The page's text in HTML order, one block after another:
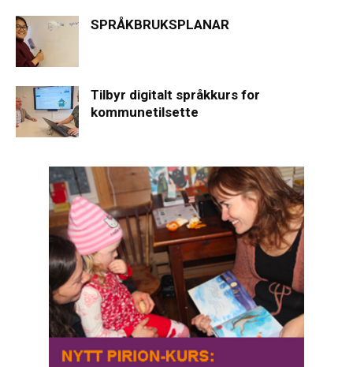
SPRÅKBRUKSPLANAR
Tilbyr digitalt språkkurs for
kommunetilsette